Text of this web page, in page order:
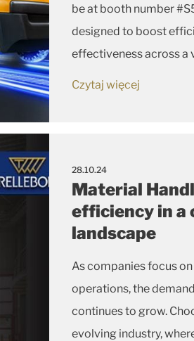
be at booth number #S5135 highlighting its latest tire solutions
designed to boost
effectiveness across a
Czytaj więcej
28.10.24
Material
efficiency in a
landscape
As companies focus
operations, the
continues to grow.
evolving industry,